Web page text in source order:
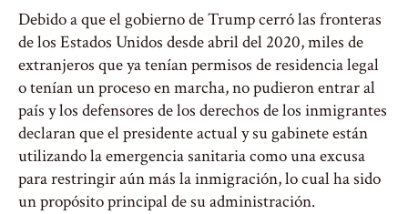
Debido a que el gobierno de Trump cerró las fronteras
de los Estados Unidos desde abril del 2020, miles de
extranjeros que ya tenían permisos de residencia legal
o tenían un proceso en marcha, no pudieron entrar al
país y los defensores de los derechos de los inmigrantes
declaran que el presidente actual y su gabinete están
utilizando la emergencia sanitaria como una excusa
para restringir aún más la inmigración, lo cual ha sido
un propósito principal de su administración.